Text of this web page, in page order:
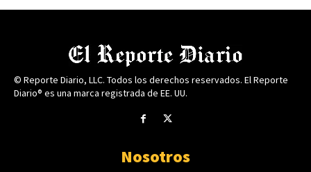
© Reporte Diario, LLC. Todos los derechos reservados. El Reporte
Diario® es una marca registrada de EE. UU.
Nosotros